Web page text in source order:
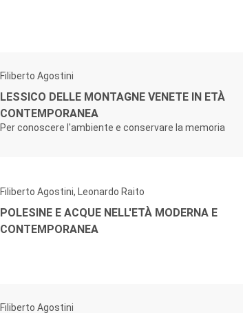
Filiberto Agostini
LESSICO DELLE MONTAGNE VENETE IN ETÀ
CONTEMPORANEA
Per conoscere l'ambiente e conservare la memoria
Filiberto Agostini, Leonardo Raito
POLESINE E ACQUE NELL'ETÀ MODERNA E
CONTEMPORANEA
Filiberto Agostini